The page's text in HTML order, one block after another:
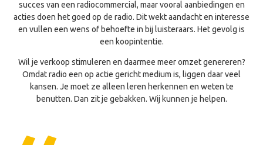
succes van een radiocommercial, maar vooral aanbiedingen en
acties doen het goed op de radio. Dit wekt aandacht en interesse
en vullen een wens of behoefte in bij luisteraars. Het gevolg is
een koopintentie.
Wil je verkoop stimuleren en daarmee meer omzet genereren?
Omdat radio een op actie gericht medium is, liggen daar veel
kansen. Je moet ze alleen leren herkennen en weten te
benutten. Dan zit je gebakken. Wij kunnen je helpen.